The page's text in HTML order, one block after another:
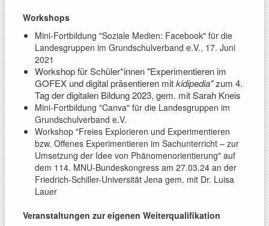
Workshops
Mini-Fortbildung "Soziale Medien: Facebook" für die
Landesgruppen im Grundschulverband e.V., 17. Juni
2021
Workshop für Schüler*innen "Experimentieren im
GOFEX und digital präsentieren mitkidipedia"zum 4.
Tag der digitalen Bildung 2023, gem. mit Sarah Kneis
Mini-Fortbildung "Canva" für die Landesgruppen im
Grundschulverband e.V.
Workshop "Freies Explorieren und Experimentieren
bzw. Offenes Experimentieren im Sachunterricht – zur
Umsetzung der Idee von Phänomenorientierung" auf
dem 114. MNU-Bundeskongress am 27.03.24 an der
Friedrich-Schiller-Universität Jena gem. mit Dr. Luisa
Lauer
Veranstaltungen zur eigenen Weiterqualifikation